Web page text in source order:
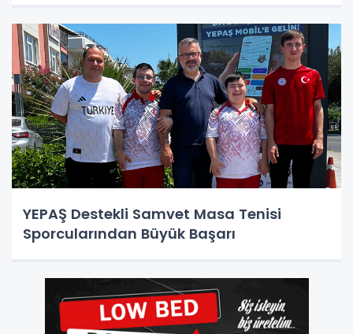
YEPAŞ Destekli Samvet Masa Tenisi
Sporcularından Büyük Başarı